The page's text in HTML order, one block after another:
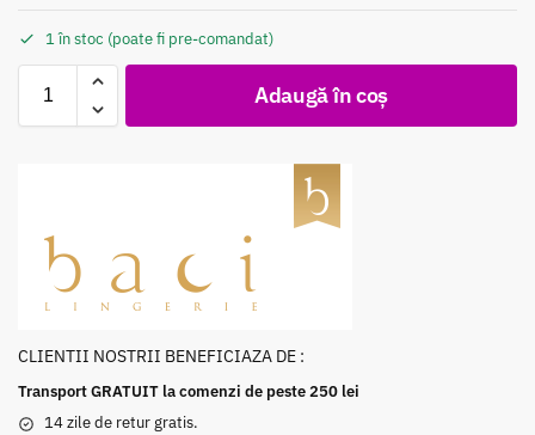
1 în stoc (poate fi pre-comandat)
Adaugă în coș
CLIENTII NOSTRII BENEFICIAZA DE :
Transport GRATUIT la comenzi de peste 250 lei
14 zile de retur gratis.